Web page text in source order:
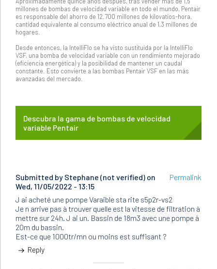
millones de bombas de velocidad variable en todo el mundo, Pentair
es responsable del ahorro de 12.700 millones de kilovatios-hora,
cantidad equivalente al consumo eléctrico anual de 1,3 millones de
hogares.
Desde entonces, la IntelliFlo se ha visto sustituida por la IntelliFlo
VSF, una bomba de velocidad variable con un rendimiento mejorado
(eficiencia energética) y la posibilidad de mantener un caudal
constante. Esto convierte a las bombas Pentair VSF en las más
avanzadas del mercado.
Descubra la gama de bombas de velocidad
variable Pentair
Submitted by Stephane (not verified) on
Wed, 11/05/2022 - 13:15
Permalink
J ai acheté une pompe Varaible sta rite s5p2r-vs2
Je n arrive pas à trouver quelle est la vitesse de filtration à
mettre sur 24h. J ai un. Bassin de 18m3 avec une pompe à
20m du bassin.
Est-ce que 1000tr/mn ou moins est suffisant ?
Reply